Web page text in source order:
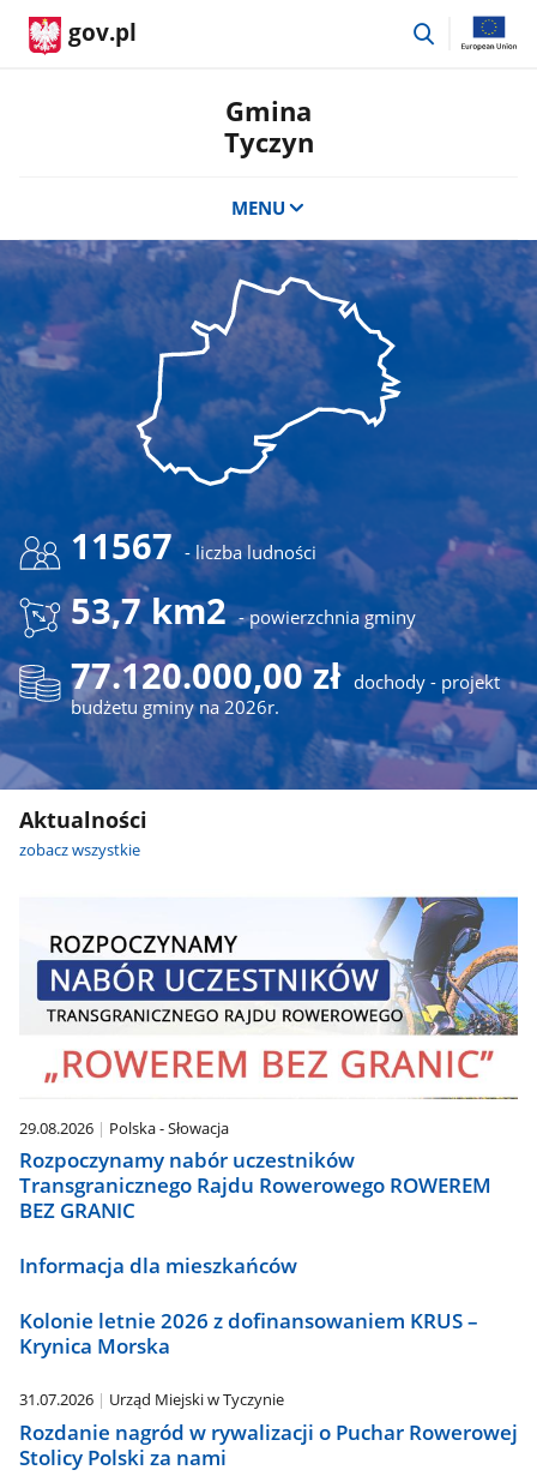
gov.pl
przejdź
Gmina
Tyczyn
MENU
11567 - liczba ludności
53,7 km2 - powierzchnia gminy
77.120.000,00 zł dochody - projekt
budżetu gminy na 2026r.
Aktualności
zobacz wszystkie
29.08.2026 Polska - Słowacja
Rozpoczynamy nabór uczestników
Transgranicznego Rajdu Rowerowego ROWEREM
BEZ GRANIC
Informacja dla mieszkańców
Kolonie letnie 2026 z dofinansowaniem KRUS –
Krynica Morska
31.07.2026 Urząd Miejski w Tyczynie
Rozdanie nagród w rywalizacji o Puchar Rowerowej
Stolicy Polski za nami